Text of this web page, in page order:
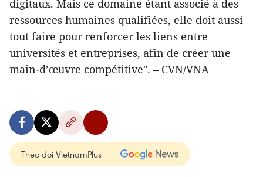
digitaux. Mais ce domaine étant associé à des
ressources humaines qualifiées, elle doit aussi
tout faire pour renforcer les liens entre
universités et entreprises, afin de créer une
main-d’œuvre compétitive". – CVN/VNA
Theo dõi VietnamPlus